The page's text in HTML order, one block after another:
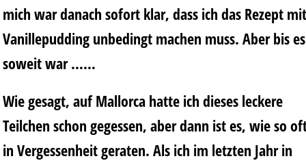
mich war danach sofort klar, dass ich das Rezept mit
Vanillepudding unbedingt machen muss. Aber bis es
soweit war ……
Wie gesagt, auf Mallorca hatte ich dieses leckere
Teilchen schon gegessen, aber dann ist es, wie so
in Vergessenheit geraten. Als ich im letzten Jahr in